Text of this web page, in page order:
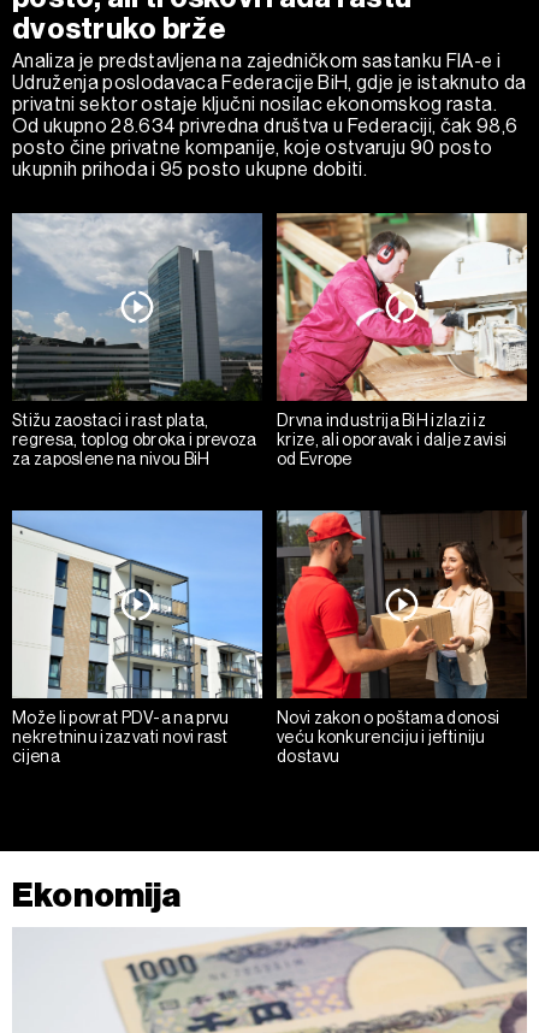
dvostruko brže
Analiza je predstavljena na zajedničkom sastanku FIA-e i
Udruženja poslodavaca Federacije BiH, gdje je istaknuto da
privatni sektor ostaje ključni nosilac ekonomskog rasta.
Od ukupno 28.634 privredna društva u Federaciji, čak 98,6
posto čine privatne kompanije, koje ostvaruju 90 posto
ukupnih prihoda i 95 posto ukupne dobiti.
Stižu zaostaci i rast plata,
regresa, toplog obroka i prevoza
za zaposlene na nivou BiH
Drvna industrija BiH izlazi iz
krize, ali oporavak i dalje zavisi
od Evrope
Može li povrat PDV-a na prvu
nekretninu izazvati novi rast
cijena
Novi zakon o poštama donosi
veću konkurenciju i jeftiniju
dostavu
Ekonomija